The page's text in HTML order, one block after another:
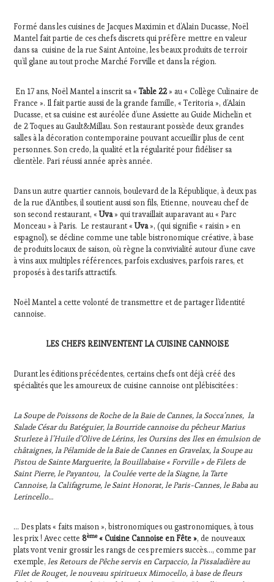
Formé dans les cuisines de Jacques Maximin et d’Alain Ducasse, Noël
Mantel fait partie de ces chefs discrets qui préfère mettre en valeur
dans sa cuisine de la rue Saint Antoine, les beaux produits de terroir
qu’il glane au tout proche Marché Forville et dans la région.
En 17 ans, Noël Mantel a inscrit sa «Table 22» au « Collège Culinaire de
France ». Il fait partie aussi de la grande famille, « Teritoria », d’Alain
Ducasse, et sa cuisine est auréolée d’une Assiette au Guide Michelin et
de 2 Toques au Gault&Millau. Son restaurant possède deux grandes
salles à la décoration contemporaine pouvant accueillir plus de cent
personnes. Son credo, la qualité et la régularité pour fidéliser sa
clientèle. Pari réussi année après année.
Dans un autre quartier cannois, boulevard de la République, à deux pas
de la rue d’Antibes, il soutient aussi son fils, Etienne, nouveau chef de
son second restaurant, «Uva» qui travaillait auparavant au « Parc
Monceau » à Paris. Le restaurant «Uva», (qui signifie « raisin » en
espagnol), se décline comme une table bistronomique créative, à base
de produits locaux de saison, où règne la convivialité autour d’une cave
à vins aux multiples références, parfois exclusives, parfois rares, et
proposés à des tarifs attractifs.
Noël Mantel a cette volonté de transmettre et de partager l’identité
cannoise.
LES CHEFS REINVENTENT LA CUISINE CANNOISE
Durant les éditions précédentes, certains chefs ont déjà créé des
spécialités que les amoureux de cuisine cannoise ont plébiscitées :
La Soupe de Poissons de Roche de la Baie de Cannes, la Socca’nnes, la
Salade César du Batéguier, la Bourride cannoise du pêcheur Marius
Sturleze à l’Huile d’Olive de Lérins, les Oursins des Iles en émulsion de
châtaignes, la Pélamide de la Baie de Cannes en Gravelax, la Soupe au
Pistou de Sainte Marguerite, la Bouillabaise « Forville » de Filets de
Saint Pierre, le Payantou, la Coulée verte de la Siagne, la Tarte
Cannoise, la Califagrume, le Saint Honorat, le Paris-Cannes, le Baba au
Lerincello…
… Des plats « faits maison », bistronomiques ou gastronomiques, à tous
les prix ! Avec cette 8ème« Cuisine Cannoise en Fête », de nouveaux
plats vont venir grossir les rangs de ces premiers succès…, comme par
exemple,les Retours de Pêche servis en Carpaccio, la Pissaladière au
Filet de Rouget, le nouveau spiritueux Mimocello, à base de fleurs